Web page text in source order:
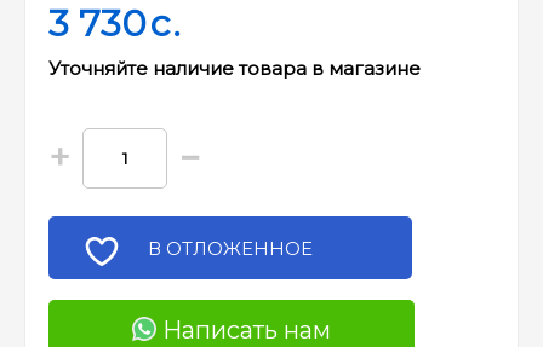
3 730c.
Уточняйте наличие товара в магазине
+ −
В ОТЛОЖЕННОЕ
Написать нам